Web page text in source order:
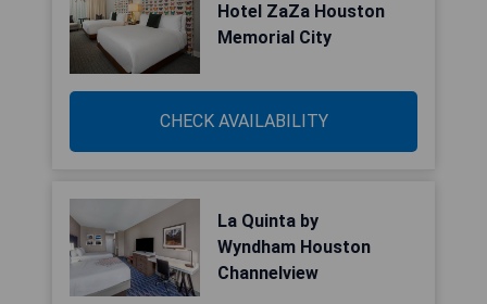
Hotel ZaZa Houston
Memorial City
CHECK AVAILABILITY
La Quinta by
Wyndham Houston
Channelview